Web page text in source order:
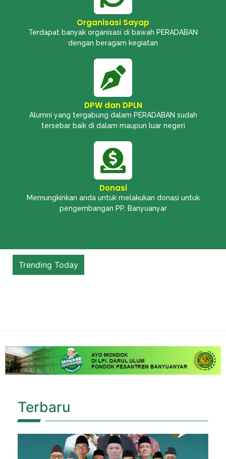
Organisasi Sayap
Terdapat banyak organisasi di bawah PERADABAN
dengan beragam kegiatan
DPW dan DPLN
Alumni yang tergabung dalam PERADABAN sudah
tersebar baik di dalam maupun luar negeri
Donasi
Memungkinkan anda untuk melakukan donasi untuk
pengembangan PP. Banyuanyar
Trending Today
Terbaru